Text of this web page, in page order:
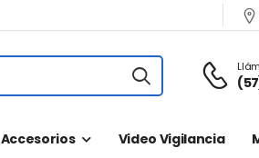
Accesorios Video Vigilancia